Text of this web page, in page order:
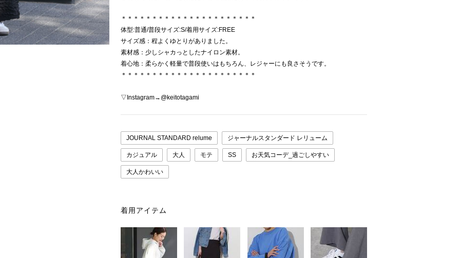
＊＊＊＊＊＊＊＊＊＊＊＊＊＊＊＊＊＊＊＊＊＊
体型:普通/普段サイズ:S/着用サイズ:FREE
サイズ感：程よくゆとりがありました。
素材感：少しシャカっとしたナイロン素材。
着心地：柔らかく軽量で普段使いはもちろん、レジャーにも良さそうです。
＊＊＊＊＊＊＊＊＊＊＊＊＊＊＊＊＊＊＊＊＊＊
▽Instagram→@keitotagami
JOURNAL STANDARD relume ジャーナルスタンダード レリューム
カジュアル 大人 モテ SS お天気コーデ_過ごしやすい
大人かわいい
着用アイテム